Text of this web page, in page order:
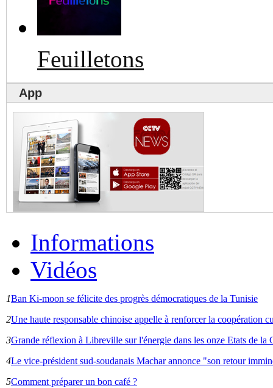
Feuilletons
App
Informations
Vidéos
1Ban Ki-moon se félicite des progrès démocratiques de la Tunisie
2Une haute responsable chinoise appelle à renforcer la coopération
3Grande réflexion à Libreville sur l'énergie dans les onze Etats de la
4Le vice-président sud-soudanais Machar annonce "son retour
5Comment préparer un bon café ?